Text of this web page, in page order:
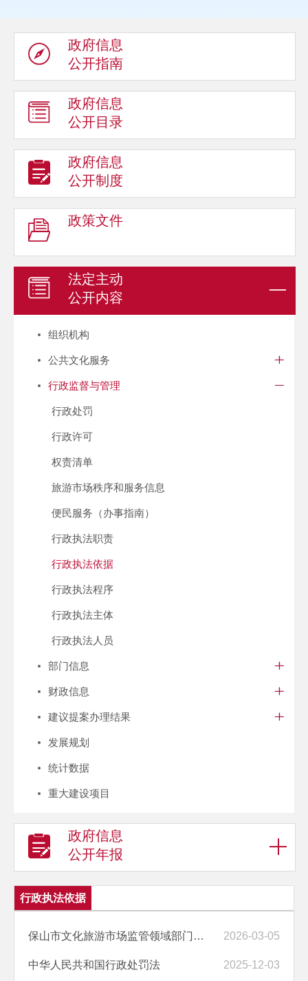
政府信息
公开指南
政府信息
公开目录
政府信息
公开制度
政策文件
法定主动
公开内容
组织机构
公共文化服务
行政监督与管理
行政处罚
行政许可
权责清单
旅游市场秩序和服务信息
便民服务（办事指南）
行政执法职责
行政执法依据
行政执法程序
行政执法主体
行政执法人员
部门信息
财政信息
建议提案办理结果
发展规划
统计数据
重大建设项目
政府信息
公开年报
行政执法依据
保山市文化旅游市场监管领域部门联合随机抽查事项清单（第五版） 2026-03-05
中华人民共和国行政处罚法 2025-12-03